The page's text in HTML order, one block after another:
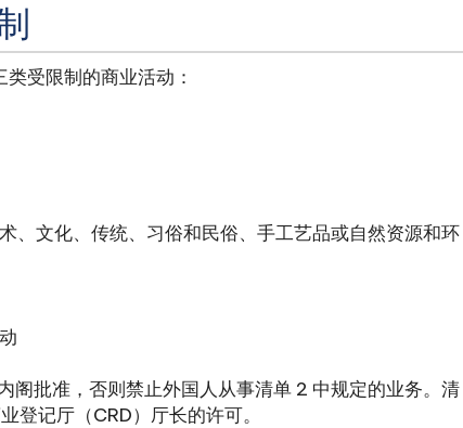
受限制的商业活动：
、文化、传统、习俗和民俗、手工艺品或自然资源和环
阁批准，否则禁止外国人从事清单 2 中规定的业务。清
登记厅（CRD）厅长的许可。